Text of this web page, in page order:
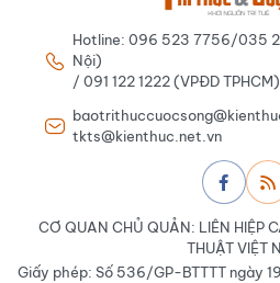
Hotline: 096 523 7756/035
Nội)
/ 091 122 1222 (VPĐD TPHCM)
tkts@kienthuc.net.vn
CƠ QUAN CHỦ QUẢN: LIÊN HIỆP
THUẬT VIỆT
Giấy phép: Số 536/GP-BTTTT ngày